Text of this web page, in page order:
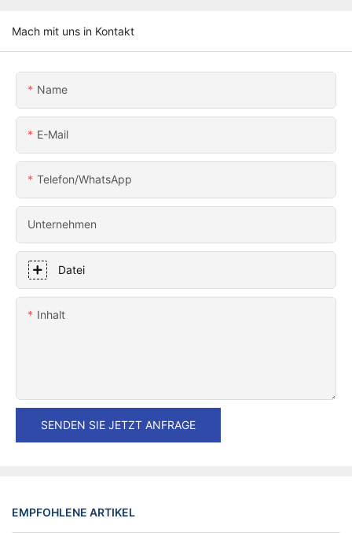
Mach mit uns in Kontakt
Name
E-Mail
Telefon/WhatsApp
Unternehmen
Datei
Inhalt
SENDEN SIE JETZT ANFRAGE
EMPFOHLENE ARTIKEL